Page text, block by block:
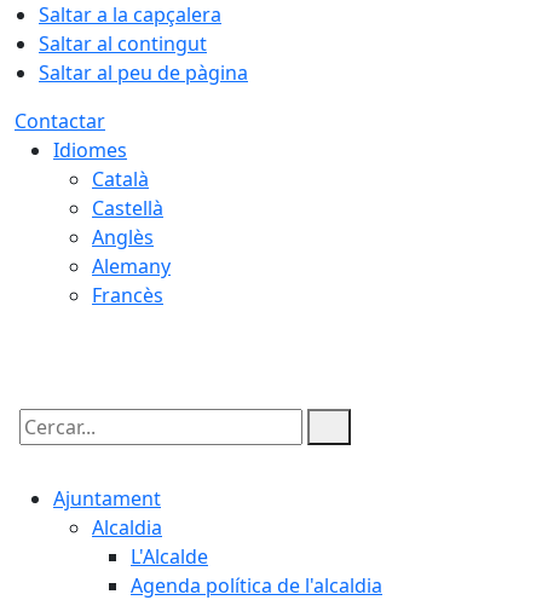
Saltar a la capçalera
Saltar al contingut
Saltar al peu de pàgina
Contactar
Idiomes
Català
Castellà
Anglès
Alemany
Francès
Cercar:
Ajuntament
Alcaldia
L'Alcalde
Agenda política de l'alcaldia